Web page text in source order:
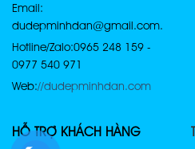
Email:
dudepminhdan@gmail.com.
Hotline/Zalo: 0965 248 159 -
0977 540 971
Web://dudepminhdan.com
HỖ TRỢ KHÁCH HÀNG